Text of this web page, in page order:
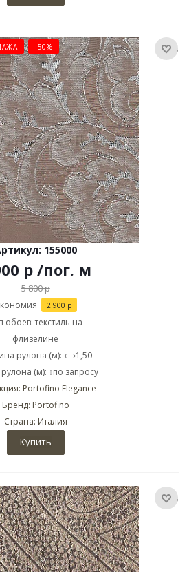
-50%
155000
р /пог. м
5 800р
2 900 р
обоев: текстиль на
флизелине
рулона (м): ⟷1,50
(м): ↕по запросу
Portofino Elegance
Бренд: Portofino
Страна: Италия
Купить